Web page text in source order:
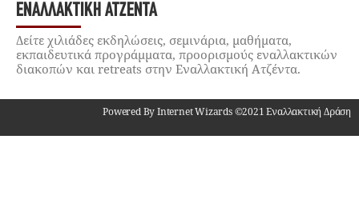
ΕΝΑΛΛΑΚΤΙΚΉ ΑΤΖΈΝΤΑ
Δείτε χιλιάδες εκδηλώσεις, σεμινάρια, μαθήματα,
εκπαιδευτικά προγράμματα, προορισμούς εναλλακτικών
διακοπών και retreats στην Εναλλακτική Ατζέντα.
Powered By Internet Wizards ©2021 Εναλλακτική Δράση